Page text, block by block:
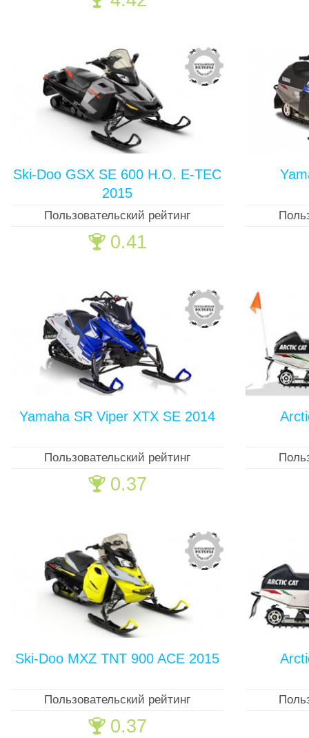
Ski-Doo GSX SE 600 H.O. E-TEC
2015
Пользовательский рейтинг
🏆 0.41
Yamaha SR Viper XTX SE 2014
Пользовательский рейтинг
🏆 0.37
Ski-Doo MXZ TNT 900 ACE 2015
Пользовательский рейтинг
🏆 0.37